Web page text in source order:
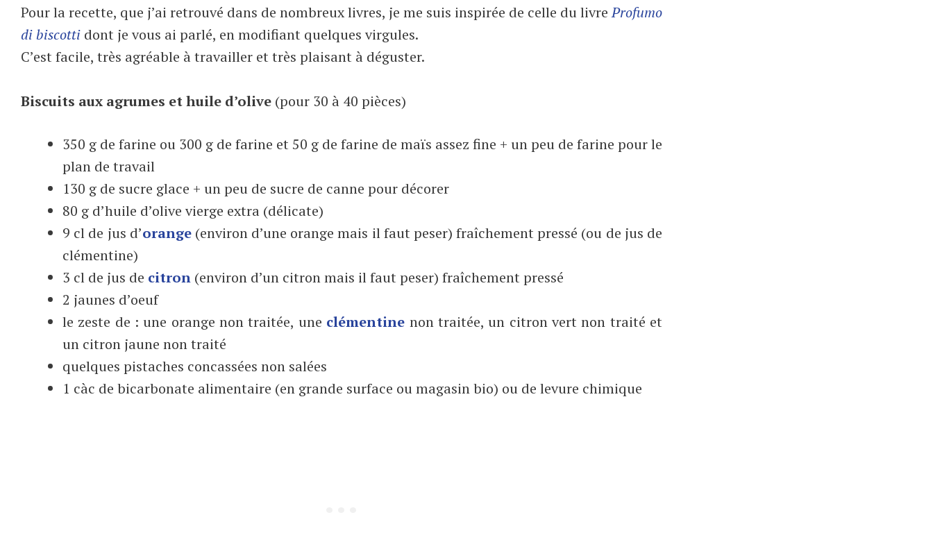
Pour la recette, que j’ai retrouvé dans de nombreux livres, je me suis inspirée de celle du livreProfumo
di biscotti dont je vous ai parlé, en modifiant quelques virgules.
C’est facile, très agréable à travailler et très plaisant à déguster.
Biscuits aux agrumes et huile d’olive (pour 30 à 40 pièces)
350 g de farine ou 300 g de farine et 50 g de farine de maïs assez fine + un peu de farine pour le
plan de travail
130 g de sucre glace + un peu de sucre de canne pour décorer
80 g d’huile d’olive vierge extra (délicate)
9 cl de jus d’orange(environ d’une orange mais il faut peser) fraîchement pressé (ou de jus de
clémentine)
3 cl de jus de citron (environ d’un citron mais il faut peser) fraîchement pressé
2 jaunes d’oeuf
le zeste de : une orange non traitée, une clémentine non traitée, un citron vert non traité et
un citron jaune non traité
quelques pistaches concassées non salées
1 càc de bicarbonate alimentaire (en grande surface ou magasin bio) ou de levure chimique